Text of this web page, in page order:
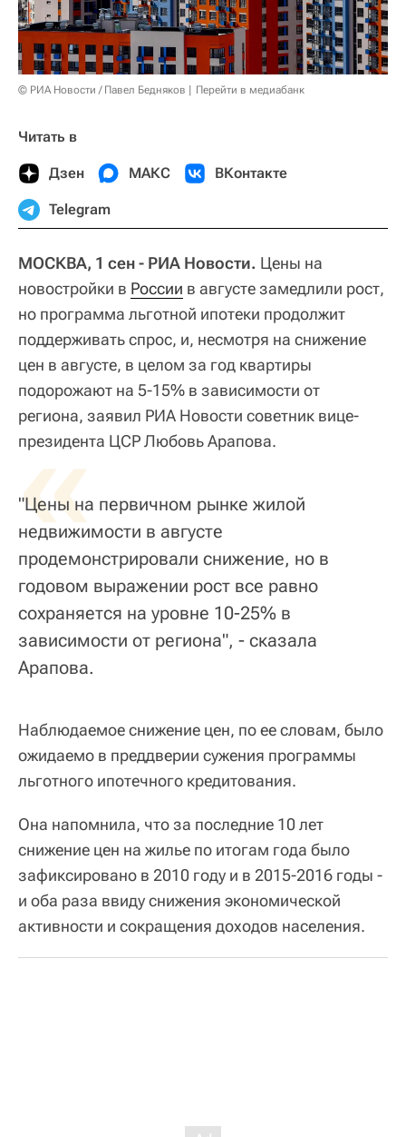
© РИА Новости / Павел Бедняков Перейти в медиабанк
Читать в
Дзен МАКС ВКонтакте
Telegram
МОСКВА, 1 сен - РИА Новости. Цены на
новостройки в России в августе замедлили рост,
но программа льготной ипотеки продолжит
поддерживать спрос, и, несмотря на снижение
цен в августе, в целом за год квартиры
подорожают на 5-15% в зависимости от
региона, заявил РИА Новости советник вице-
президента ЦСР Любовь Арапова.
«
"Цены на первичном рынке жилой
недвижимости в августе
продемонстрировали снижение, но в
годовом выражении рост все равно
сохраняется на уровне 10-25% в
зависимости от региона", - сказала
Арапова.
Наблюдаемое снижение цен, по ее словам, было
ожидаемо в преддверии сужения программы
льготного ипотечного кредитования.
Она напомнила, что за последние 10 лет
снижение цен на жилье по итогам года было
зафиксировано в 2010 году и в 2015-2016 годы -
и оба раза ввиду снижения экономической
активности и сокращения доходов населения.